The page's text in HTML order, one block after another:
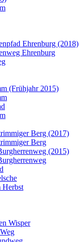
Ehrenburg (2018)
Ehrenburg
(Frühjahr 2015)
Berg (2017)
Berg
(2015)
Herbst
Wisper